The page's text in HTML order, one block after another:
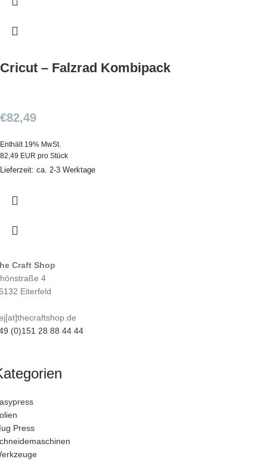
Cricut – Falzrad Kombipack
€82,49
Enthält 19% MwSt.
82,49 EUR pro Stück
Lieferzeit: ca. 2-3 Werktage
Craft Shop
4
Eiterfeld
(0)151 28 88 44 44
Press